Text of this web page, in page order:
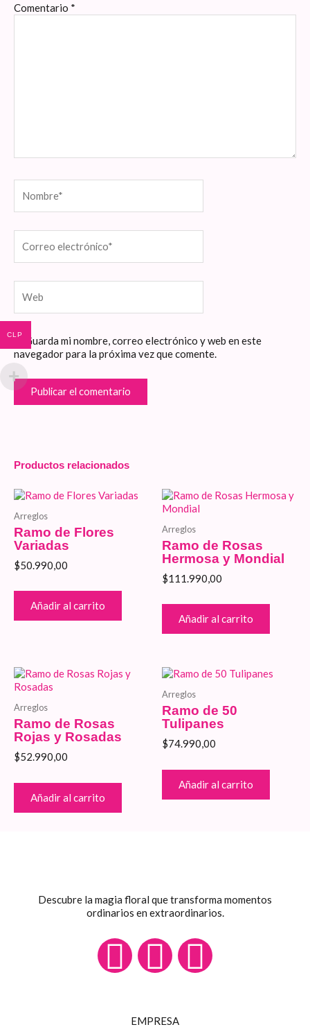
Comentario *
electrónico*
Guarda mi nombre, correo electrónico y web en este
navegador para la próxima vez que comente.
Productos relacionados
Arreglos
Ramo de Flores
Variadas
$50.990,00
Añadir al carrito
Arreglos
Ramo de Rosas
Hermosa y Mondial
$111.990,00
Añadir al carrito
Arreglos
Ramo de Rosas
Rojas y Rosadas
$52.990,00
Añadir al carrito
Arreglos
Ramo de 50
Tulipanes
$74.990,00
Añadir al carrito
Descubre la magia floral que transforma momentos
ordinarios en extraordinarios.
F I
W
EMPRESA
CLP